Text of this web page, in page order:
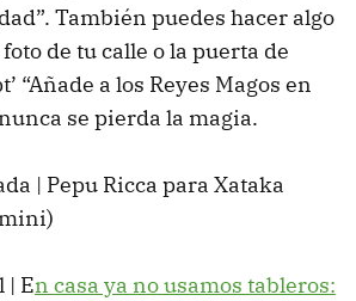
También puedes hacer algo
de tu calle o la puerta de
“Añade a los Reyes Magos en
se pierda la magia.
| Pepu Ricca para Xataka
| En casa ya no usamos tableros: